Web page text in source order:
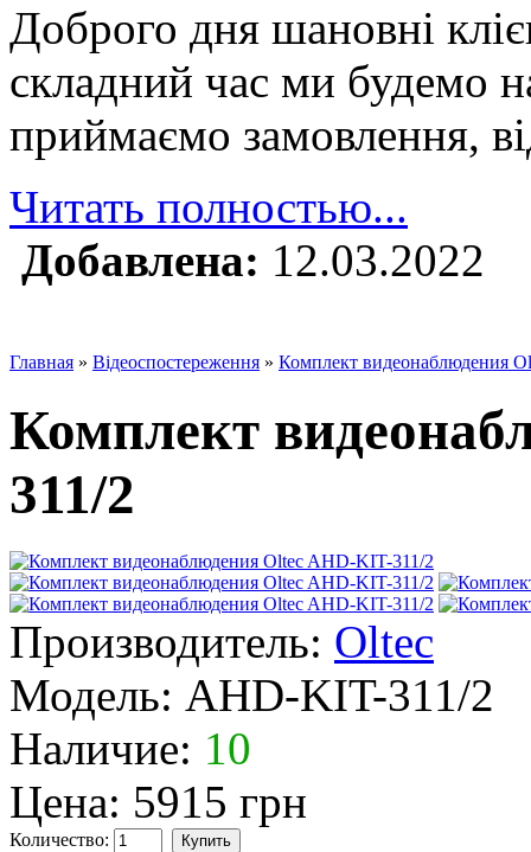
Доброго дня шановні
складний час ми будемо
приймаємо замовлення,
Читать полностью...
Добавлена: 12.03.2022
Главная » Відеоспостереження » Комплект видеонаблюдения
Комплект
311/2
Производитель: Oltec
Модель: AHD-KIT-311/2
Наличие: 10
Цена: 5915 грн
Количество: